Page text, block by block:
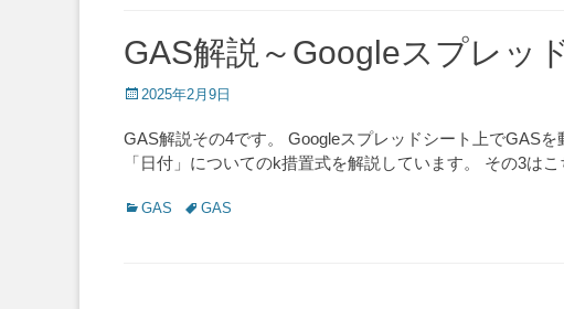
GAS解説～Googleスプレッ
Posted
2025年2月9日
GAS解説その4です。 Googleスプレッドシート上でGAS
「日付」についてのk措置式を解説しています。 その3はこ
Categories
GAS TagsGAS